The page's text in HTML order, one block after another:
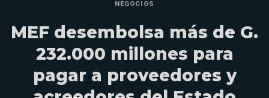
NEGOCIOS
MEF desembolsa más de G.
232.000 millones para
pagar a proveedores y